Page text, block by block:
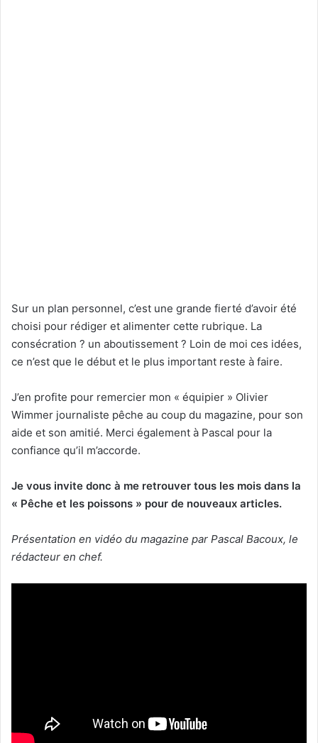
Sur un plan personnel, c’est une grande fierté d’avoir été
choisi pour rédiger et alimenter cette rubrique. La
consécration ? un aboutissement ? Loin de moi ces idées,
ce n’est que le début et le plus important reste à faire.
J’en profite pour remercier mon « équipier » Olivier
Wimmer journaliste pêche au coup du magazine, pour son
aide et son amitié. Merci également à Pascal pour la
confiance qu’il m’accorde.
Je vous invite donc à me retrouver tous les mois dans la
« Pêche et les poissons » pour de nouveaux articles.
Présentation en vidéo du magazine par Pascal Bacoux, le
rédacteur en chef.